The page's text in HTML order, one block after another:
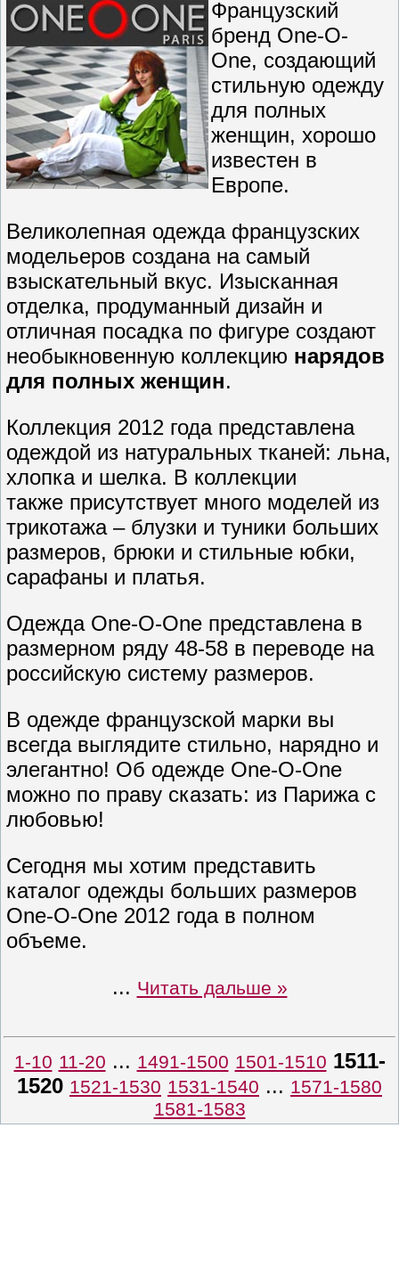
Французский
бренд One-O-
One, создающий
стильную одежду
для полных
женщин, хорошо
известен в
Европе.
Великолепная одежда французских
модельеров создана на самый
взыскательный вкус. Изысканная
отделка, продуманный дизайн и
отличная посадка по фигуре создают
необыкновенную коллекцию нарядов
для полных женщин.
Коллекция 2012 года представлена
одеждой из натуральных тканей: льна,
хлопка и шелка. В коллекции
также присутствует много моделей из
трикотажа – блузки и туники больших
размеров, брюки и стильные юбки,
сарафаны и платья.
Одежда One-O-One представлена в
размерном ряду 48-58 в переводе на
российскую систему размеров.
В одежде французской марки вы
всегда выглядите стильно, нарядно и
элегантно! Об одежде One-O-One
можно по праву сказать: из Парижа с
любовью!
Сегодня мы хотим представить
каталог одежды больших размеров
One-O-One 2012 года в полном
объеме.
... Читать дальше »
1-10 11-20 ... 1491-1500 1501-1510 1511-
1520 1521-1530 1531-1540 ... 1571-1580
1581-1583